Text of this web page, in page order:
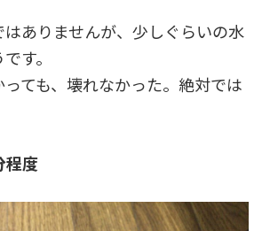
ありませんが、少しぐらいの水
す。
っても、壊れなかった。絶対では
程度